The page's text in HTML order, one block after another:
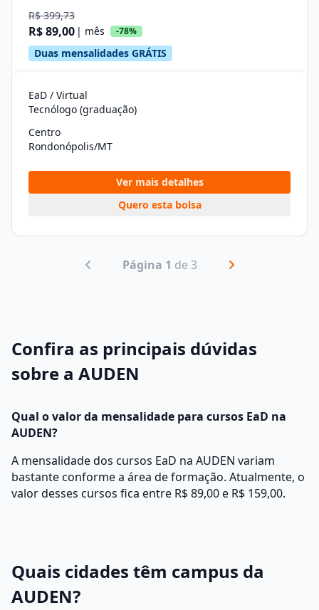
R$ 399,73
R$ 89,00 | mês -78%
Duas mensalidades GRÁTIS
EaD / Virtual
Tecnólogo (graduação)
Centro
Rondonópolis/MT
Ver mais detalhes
Quero esta bolsa
Página 1 de 3
Confira as principais dúvidas
sobre a AUDEN
Qual o valor da mensalidade para cursos EaD na
AUDEN?
A mensalidade dos cursos EaD na AUDEN variam
bastante conforme a área de formação. Atualmente, o
valor desses cursos fica entre R$ 89,00 e R$ 159,00.
Quais cidades têm campus da
AUDEN?